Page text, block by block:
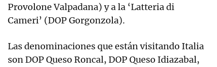
Provolone Valpadana) y a la ‘Latteria di
Cameri’ (DOP Gorgonzola).
Las denominaciones que están visitando Italia
son DOP Queso Roncal, DOP Queso Idiazabal,